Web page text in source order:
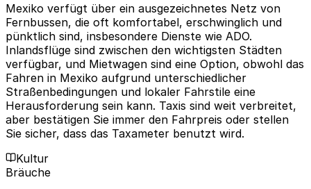
Mexiko verfügt über ein ausgezeichnetes Netz von
Fernbussen, die oft komfortabel, erschwinglich und
pünktlich sind, insbesondere Dienste wie ADO.
Inlandsflüge sind zwischen den wichtigsten Städten
verfügbar, und Mietwagen sind eine Option, obwohl das
Fahren in Mexiko aufgrund unterschiedlicher
Straßenbedingungen und lokaler Fahrstile eine
Herausforderung sein kann. Taxis sind weit verbreitet,
aber bestätigen Sie immer den Fahrpreis oder stellen
Sie sicher, dass das Taxameter benutzt wird.
Kultur
Bräuche